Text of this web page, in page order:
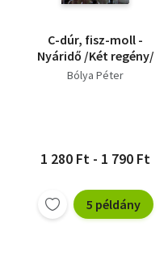
C-dúr, fisz-moll -
Nyáridő /Két regény/
Bólya Péter
1 280 Ft - 1 790 Ft
5 példány